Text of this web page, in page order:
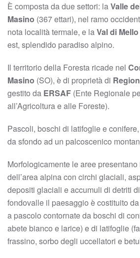
È composta da due settori: laValle
Masino (367 ettari), nel ramo
nota località termale, e laVal di Mello
est, splendido paradiso alpino.
Il territorio della Foresta ricade nel
Masino (SO), è di proprietà di
gestito da ERSAF (Ente Regionale
all’Agricoltura e alle Foreste).
Pascoli, boschi di latifoglie e
da sfondo ad un palcoscenico
Morfologicamente le aree
dell’area alpina con circhi glaciali,
depositi glaciali e accumuli di detriti
fondovalle il paesaggio è costituito
a pascolo contornate da boschi di
abete bianco e larice) e di latifoglie
frassino, sorbo degli uccellatori e